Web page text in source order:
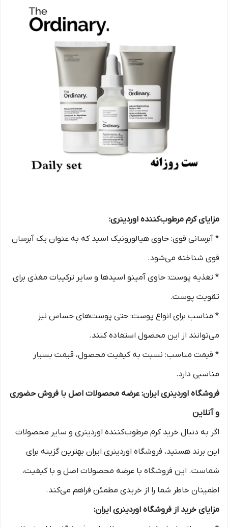
مزایای کرم مرطوب‌کننده اوردینری:
* آبرسانی قوی: حاوی هیالورونیک اسید که به عنوان یک آبرسان
قوی شناخته می‌شود.
* تغذیه پوست: حاوی آمینو اسیدها و سایر ترکیبات مغذی برای
تقویت پوست.
* مناسب برای انواع پوست: حتی پوست‌های حساس نیز
می‌توانند از این محصول استفاده کنند.
* قیمت مناسب: نسبت به کیفیت محصول، قیمت بسیار
مناسبی دارد.
فروشگاه اوردینری ایران: عرضه محصولات اصل با فروش حضوری
و آنلاین
اگر به دنبال خرید کرم مرطوب‌کننده اوردینری و سایر محصولات
این برند هستید، فروشگاه اوردینری ایران بهترین گزینه برای
شماست. این فروشگاه با عرضه محصولات اصل و با کیفیت،
اطمینان خاطر شما را از خریدی مطمئن فراهم می‌کند.
مزایای خرید از فروشگاه اوردینری ایران: